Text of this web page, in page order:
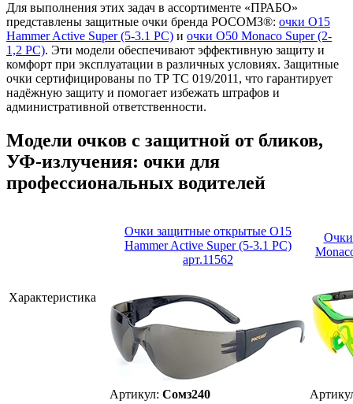
Для выполнения этих задач в ассортименте «ПРАБО»
представлены защитные очки бренда РОСОМЗ®: очки О15
Hammer Active Super (5-3.1 PC) и очки О50 Monaco Super (2-
1,2 PC). Эти модели обеспечивают эффективную защиту и
комфорт при эксплуатации в различных условиях. Защитные
очки сертифицированы по ТР ТС 019/2011, что гарантирует
надёжную защиту и помогает избежать штрафов и
административной ответственности.
Модели очков с защитной от бликов,
УФ-излучения: очки для
профессиональных водителей
Характеристика
Очки защитные открытые О15
Hammer Active Super (5-3.1 PC)
арт.11562
Артикул: Сомз240